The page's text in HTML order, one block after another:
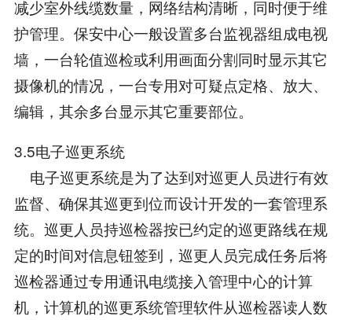
减少室外线缆数量，网络结构清晰，同时便于维
护管理。保安中心一般设置多台监视器组成电视
墙，一台轮值巡检或利用画面分割同时显示其它
摄像机的情况，一台专用对可疑点定格、放大、
编辑，其余多台显示其它重要部位。
3.5电子巡更系统
电子巡更系统是为了达到对巡更人员进行有效
监督、确保其巡更到位而设计开发的一套管理系
统。巡更人员持巡检器按已约定的巡更路线在规
定的时间对信息钮签到，巡更人员完成任务后将
巡检器通过专用通讯电缆接入管理中心的计算
机，计算机的巡更系统管理软件从巡检器读人数